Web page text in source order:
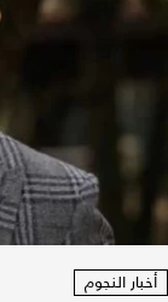
أخبار النجوم